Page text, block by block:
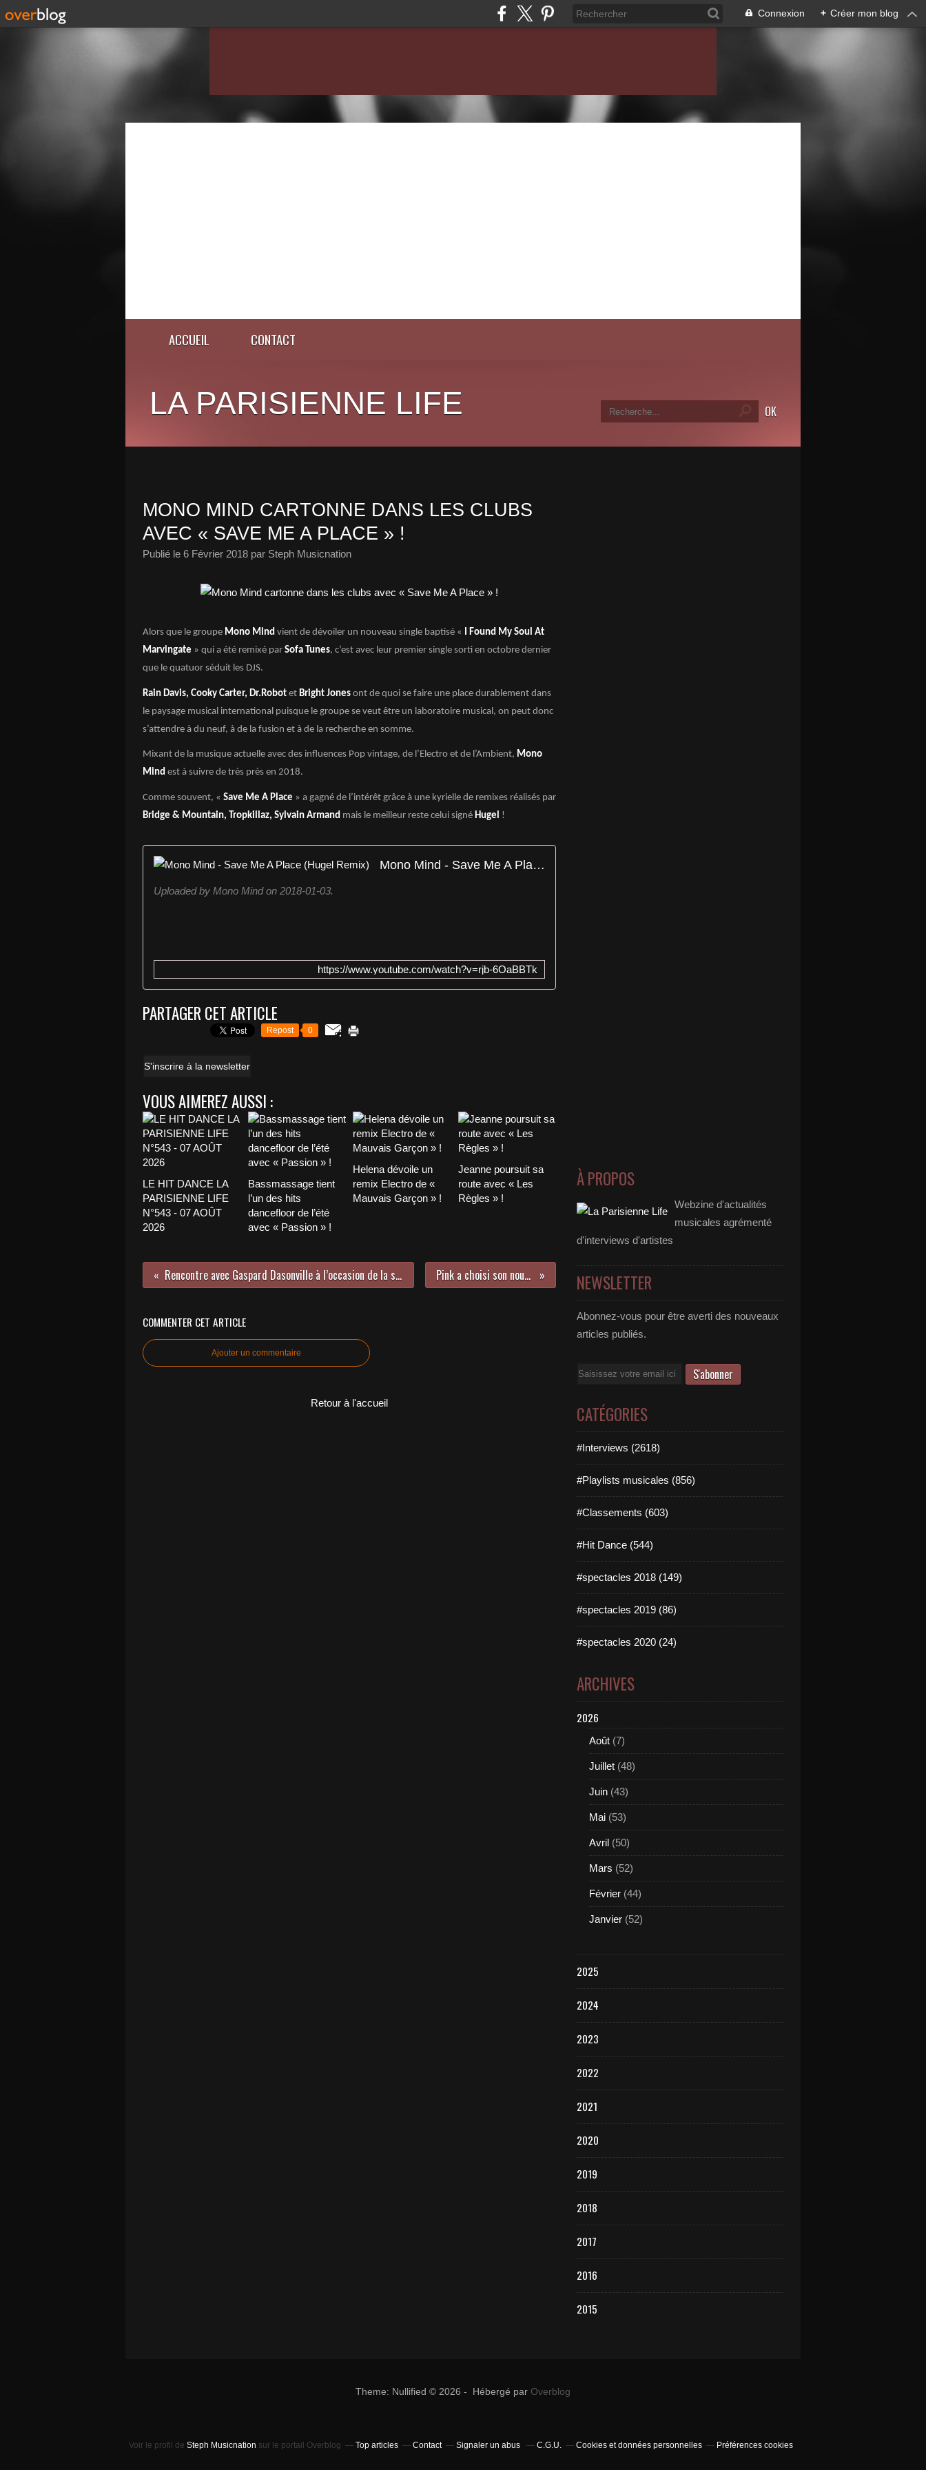
Connexion + Créer mon blog
ACCUEIL CONTACT
LA PARISIENNE LIFE
MONO MIND CARTONNE DANS LES CLUBS
AVEC « SAVE ME A PLACE » !
Publié le 6 Février 2018 par Steph Musicnation
Alors que le groupe Mono Mind vient de dévoiler un nouveau single baptisé « I Found My Soul At
Marvingate » qui a été remixé par Sofa Tunes, c’est avec leur premier single sorti en octobre dernier
que le quatuor séduit les DJS.
Rain Davis, Cooky Carter, Dr.Robot et Bright Jones ont de quoi se faire une place durablement dans
le paysage musical international puisque le groupe se veut être un laboratoire musical, on peut donc
s’attendre à du neuf, à de la fusion et à de la recherche en somme.
Mixant de la musique actuelle avec des influences Pop vintage, de l’Electro et de l’Ambient, Mono
Mind est à suivre de très près en 2018.
Comme souvent, « Save Me A Place » a gagné de l’intérêt grâce à une kyrielle de remixes réalisés par
Bridge & Mountain, Tropkillaz, Sylvain Armand mais le meilleur reste celui signé Hugel !
Mono Mind - Save Me A Place (Hugel Remix)
Uploaded by Mono Mind on 2018-01-03.
https://www.youtube.com/watch?v=rjb-6OaBBTk
PARTAGER CET ARTICLE
Repost 0
S'inscrire à la newsletter
VOUS AIMEREZ AUSSI :
LE HIT DANCE LA
PARISIENNE LIFE
N°543 - 07 AOÛT
2026
Bassmassage tient
l’un des hits
dancefloor de l’été
avec « Passion » !
Helena dévoile un
remix Electro de «
Mauvais Garçon » !
Jeanne poursuit sa
route avec « Les
Règles » !
Rencontre avec Gaspard Dasonville à l’occasion de la sortie de son premier EP ! Pink a choisi son nouveau single !
COMMENTER CET ARTICLE
Ajouter un commentaire
Retour à l'accueil
À PROPOS
Webzine d'actualités
musicales agrémenté
d'interviews d'artistes
NEWSLETTER
Abonnez-vous pour être averti des nouveaux
articles publiés.
Email
CATÉGORIES
#Interviews (2618)
#Playlists musicales (856)
#Classements (603)
#Hit Dance (544)
#spectacles 2018 (149)
#spectacles 2019 (86)
#spectacles 2020 (24)
ARCHIVES
2026
Août (7)
Juillet (48)
Juin (43)
Mai (53)
Avril (50)
Mars (52)
Février (44)
Janvier (52)
2025
2024
2023
2022
2021
2020
2019
2018
2017
2016
2015
Theme: Nullified © 2026 - Hébergé par Overblog
Voir le profil de Steph Musicnation sur le portail Overblog Top articles Contact Signaler un abus C.G.U. Cookies et données personnelles Préférences cookies